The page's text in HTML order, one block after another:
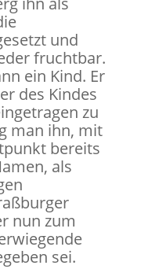
und
fruchtbar.
ein Kind. Er
des Kindes
zu
man ihn, mit
bereits
als
nun zum
sei.